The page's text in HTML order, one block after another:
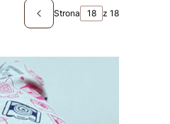
Poprzednie produkty
Strona z 18